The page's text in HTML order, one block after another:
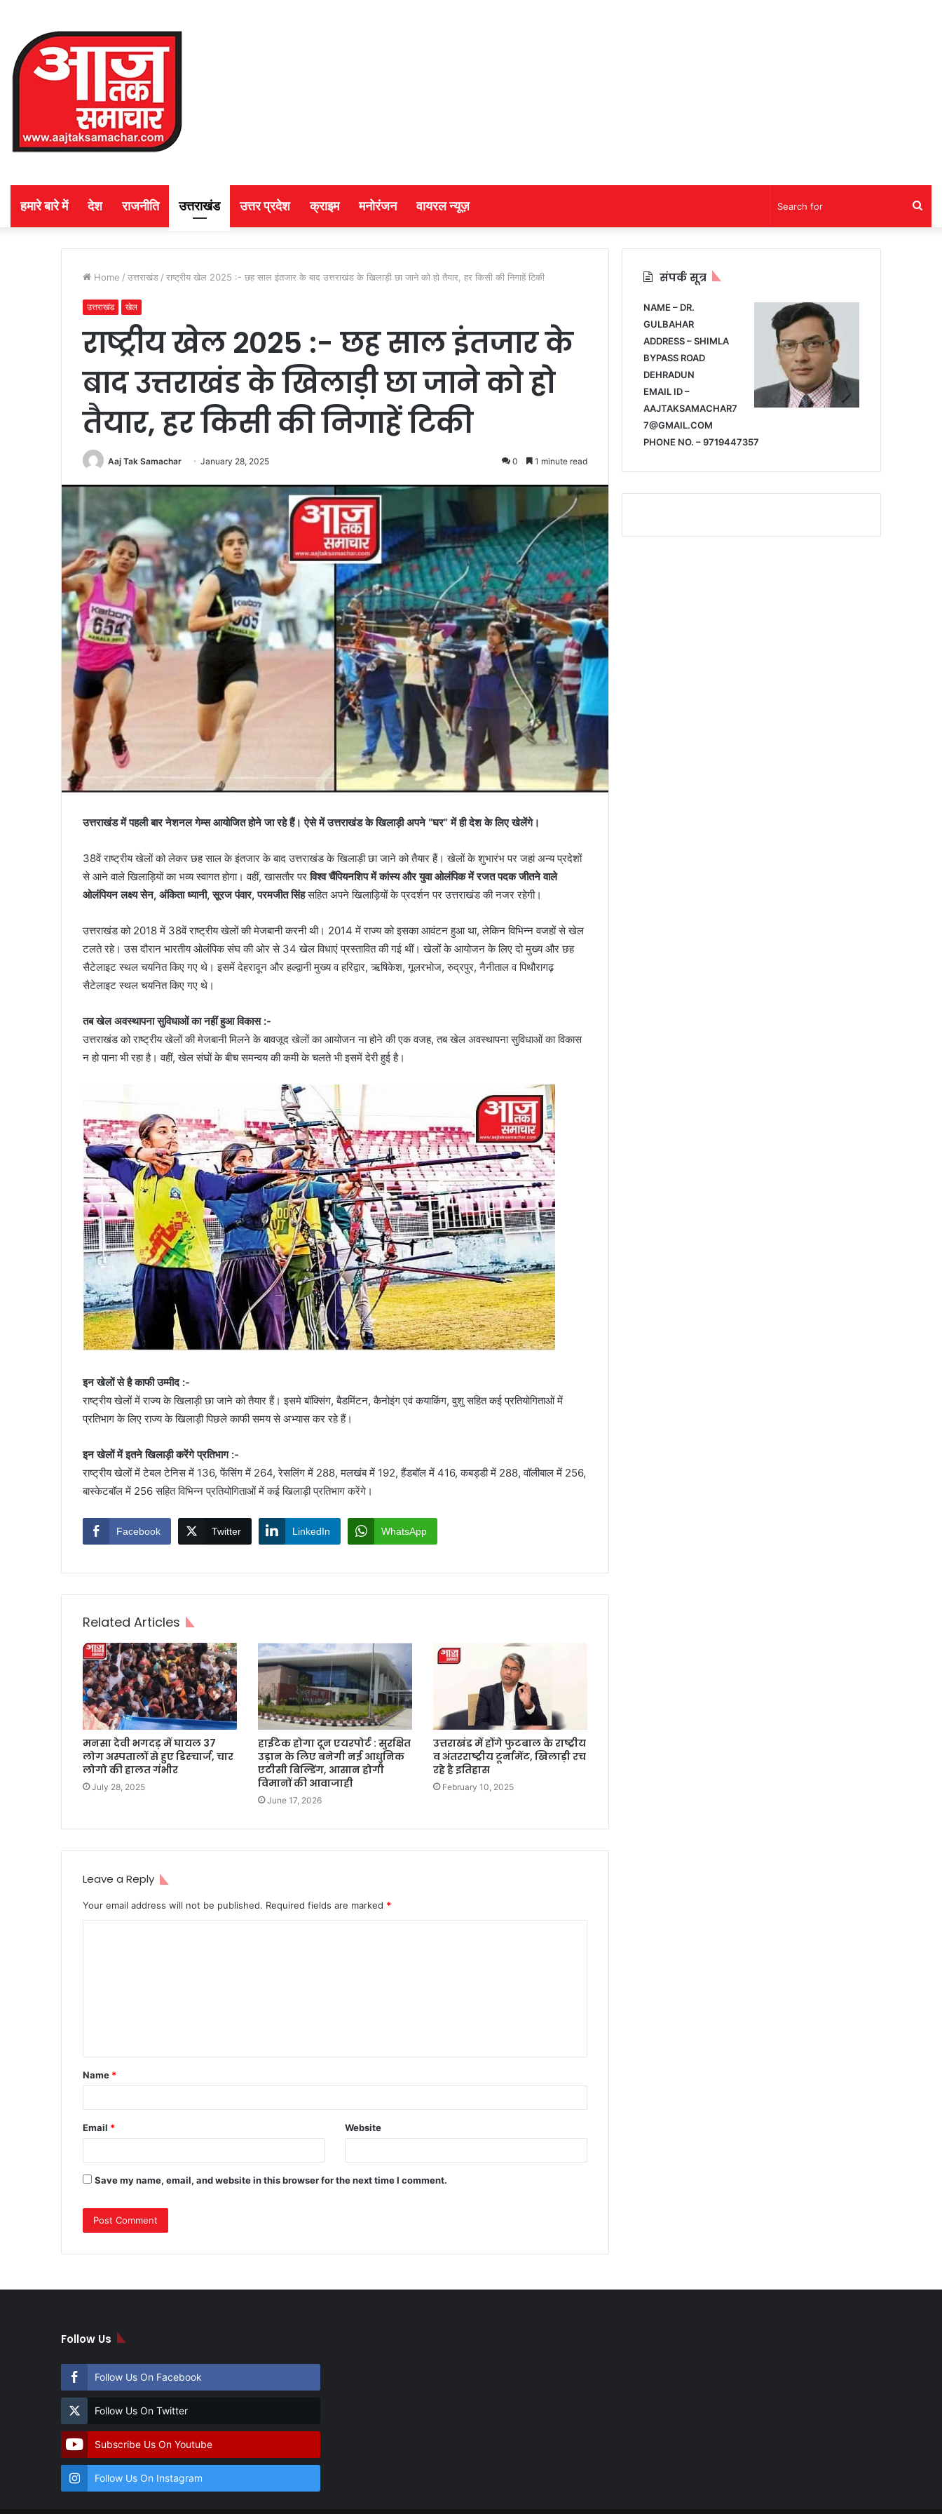
हमारे बारे में देश राजनीति उत्तराखंड उत्तर प्रदेश क्राइम मनोरंजन वायरल न्यूज़
Home / उत्तराखंड / राष्ट्रीय खेल 2025 :- छह साल इंतजार के बाद उत्तराखंड के खिलाड़ी छा जाने को हो तैयार, हर किसी की निगाहें टिकी
उत्तराखंड खेल
राष्ट्रीय खेल 2025 :- छह साल इंतजार के
बाद उत्तराखंड के खिलाड़ी छा जाने को हो
तैयार, हर किसी की निगाहें टिकी
Aaj Tak Samachar January 28, 2025 0 1 minute read
उत्तराखंड में पहली बार नेशनल गेम्स आयोजित होने जा रहे हैं। ऐसे में उत्तराखंड के खिलाड़ी अपने “घर” में ही देश के लिए खेलेंगे।
38वें राष्ट्रीय खेलों को लेकर छह साल के इंतजार के बाद उत्तराखंड के खिलाड़ी छा जाने को तैयार हैं। खेलों के शुभारंभ पर जहां अन्य प्रदेशों
से आने वाले खिलाड़ियों का भव्य स्वागत होगा। वहीं, खासतौर परविश्व चैंपियनशिप में कांस्य और युवा ओलंपिक में रजत पदक जीतने वाले
ओलंपियन लक्ष्य सेन, अंकिता ध्यानी, सूरज पंवार, परमजीत सिंहसहित अपने खिलाड़ियों के प्रदर्शन पर उत्तराखंड की नजर रहेगी।
उत्तराखंड को 2018 में 38वें राष्ट्रीय खेलों की मेजबानी करनी थी। 2014 में राज्य को इसका आवंटन हुआ था, लेकिन विभिन्न वजहों से खेल
टलते रहे। उस दौरान भारतीय ओलंपिक संघ की ओर से 34 खेल विधाएं प्रस्तावित की गई थीं। खेलों के आयोजन के लिए दो मुख्य और छह
सैटेलाइट स्थल चयनित किए गए थे। इसमें देहरादून और हल्द्वानी मुख्य व हरिद्वार, ऋषिकेश, गूलरभोज, रुद्रपुर, नैनीताल व पिथौरागढ़
सैटेलाइट स्थल चयनित किए गए थे।
तब खेल अवस्थापना सुविधाओं का नहीं हुआ विकास :-
उत्तराखंड को राष्ट्रीय खेलों की मेजबानी मिलने के बावजूद खेलों का आयोजन ना होने की एक वजह, तब खेल अवस्थापना सुविधाओं का विकास
न हो पाना भी रहा है। वहीं, खेल संघों के बीच समन्वय की कमी के चलते भी इसमें देरी हुई है।
इन खेलों से है काफी उम्मीद :-
राष्ट्रीय खेलों में राज्य के खिलाड़ी छा जाने को तैयार हैं। इसमे बॉक्सिंग, बैडमिंटन, कैनोइंग एवं कयाकिंग, वुशु सहित कई प्रतियोगिताओं में
प्रतिभाग के लिए राज्य के खिलाड़ी पिछले काफी समय से अभ्यास कर रहे हैं।
इन खेलों में इतने खिलाड़ी करेंगे प्रतिभाग :-
राष्ट्रीय खेलों में टेबल टेनिस में 136, फेंसिंग में 264, रेसलिंग में 288, मलखंब में 192, हैंडबॉल में 416, कबड्डी में 288, वॉलीबाल में 256,
बास्केटबॉल में 256 सहित विभिन्न प्रतियोगिताओं में कई खिलाड़ी प्रतिभाग करेंगे।
Facebook Twitter LinkedIn WhatsApp
Related Articles
मनसा देवी भगदड़ में घायल 37
लोग अस्पतालों से हुए डिस्चार्ज, चार
लोगो की हालत गंभीर
July 28, 2025
हाईटेक होगा दून एयरपोर्ट : सुरक्षित
उड़ान के लिए बनेगी नई आधुनिक
एटीसी बिल्डिंग, आसान होगी
विमानों की आवाजाही
June 17, 2026
उत्तराखंड में होंगे फुटबाल के राष्ट्रीय
व अंतरराष्ट्रीय टूर्नामेंट, खिलाड़ी रच
रहे है इतिहास
February 10, 2025
Leave a Reply
Your email address will not be published. Required fields are marked *
t
*
Name *
Email * Website
Save my name, email, and website in this browser for the next time I comment.
संपर्क सूत्र
NAME – DR.
GULBAHAR
ADDRESS – SHIMLA
BYPASS ROAD
DEHRADUN
EMAIL ID –
AAJTAKSAMACHAR7
7@GMAIL.COM
PHONE NO. – 9719447357
Follow Us
Follow Us On Facebook
Follow Us On Twitter
Subscribe Us On Youtube
Follow Us On Instagram